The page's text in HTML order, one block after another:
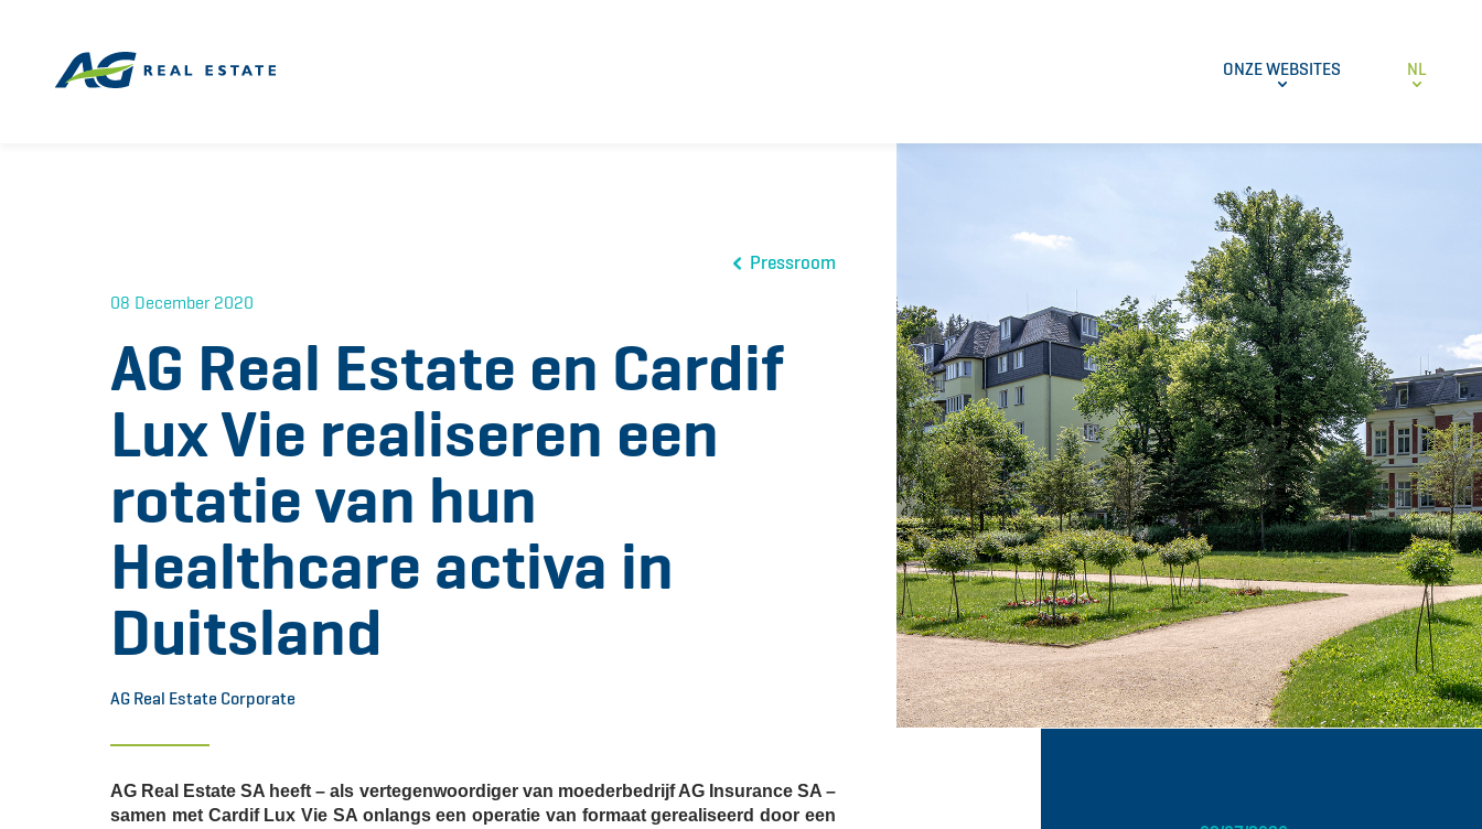
ONZE WEBSITES NL
Pressroom
08 December 2020
AG Real Estate en Cardif
Lux Vie realiseren een
rotatie van hun
Healthcare activa in
Duitsland
AG Real Estate Corporate
AG Real Estate SA heeft – als vertegenwoordiger van moederbedrijf AG Insurance SA –
samen met Cardif Lux Vie SA onlangs een operatie van formaat gerealiseerd door een